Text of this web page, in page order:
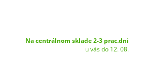
Na centrálnom sklade 2-3 prac.dni
u vás do 12. 08.